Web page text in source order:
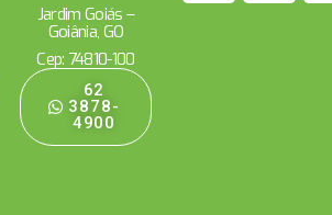
Jardim Goiás –
Goiânia, GO
Cep: 74810-100
62
3878-
4900